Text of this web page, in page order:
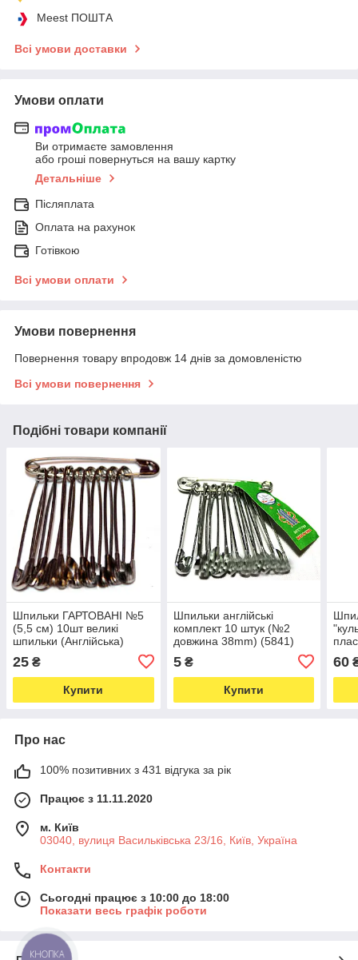
Meest ПОШТА
Всі умови доставки
Умови оплати
Ви отримаєте замовлення
або гроші повернуться на вашу картку
Детальніше
Післяплата
Оплата на рахунок
Готівкою
Всі умови оплати
Умови повернення
Повернення товару впродовж 14 днів за домовленістю
Всі умови повернення
Подібні товари компанії
Шпильки ГАРТОВАНІ №5
(5,5 см) 10шт великі
шпильки (Англійська)
25 ₴
Купити
Шпильки англійські
комплект 10 штук (№2
довжина 38mm) (5841)
5₴
Купити
60
Про нас
100% позитивних з 431 відгука за рік
Працює з 11.11.2020
м. Київ
03040, вулиця Васильківська 23/16, Київ, Україна
Контакти
Сьогодні працює з 10:00 до 18:00
Показати весь графік роботи
КНОПКА